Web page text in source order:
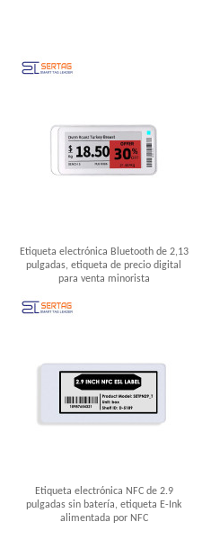
Etiqueta electrónica Bluetooth de 2,13
pulgadas, etiqueta de precio digital
para venta minorista
Etiqueta electrónica NFC de 2.9
pulgadas sin batería, etiqueta E-Ink
alimentada por NFC